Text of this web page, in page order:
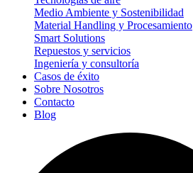
Medio Ambiente y Sostenibilidad
Material Handling y Procesamiento
Smart Solutions
Repuestos y servicios
Ingeniería y consultoría
Casos de éxito
Sobre Nosotros
Contacto
Blog